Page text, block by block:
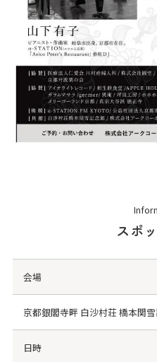
スポ
会場
京都銀閣寺畔 白沙村荘 橋本関雪
日時